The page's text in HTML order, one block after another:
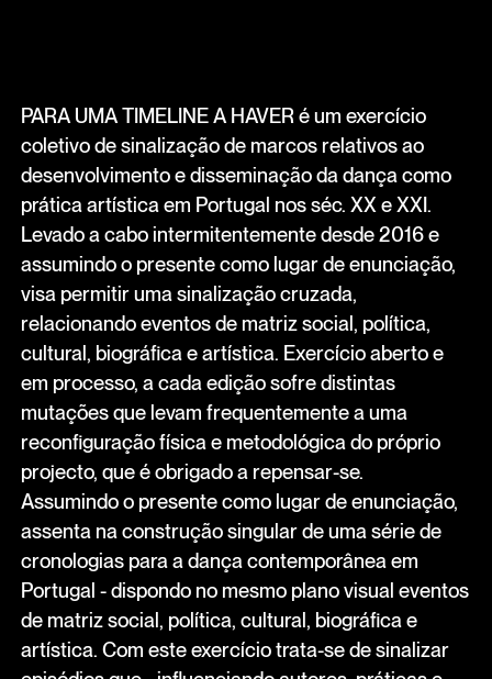
PARA UMA TIMELINE A HAVER é um exercício
coletivo de sinalização de marcos relativos ao
desenvolvimento e disseminação da dança como
prática artística em Portugal nos séc. XX e XXI.
Levado a cabo intermitentemente desde 2016 e
assumindo o presente como lugar de enunciação,
visa permitir uma sinalização cruzada,
relacionando eventos de matriz social, política,
cultural, biográfica e artística. Exercício aberto e
em processo, a cada edição sofre distintas
mutações que levam frequentemente a uma
reconfiguração física e metodológica do próprio
projecto, que é obrigado a repensar-se.
Assumindo o presente como lugar de enunciação,
assenta na construção singular de uma série de
cronologias para a dança contemporânea em
Portugal - dispondo no mesmo plano visual eventos
de matriz social, política, cultural, biográfica e
artística. Com este exercício trata-se de sinalizar